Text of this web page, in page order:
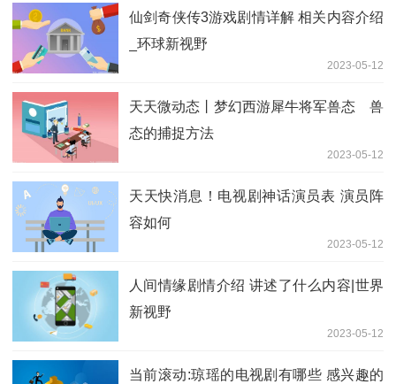
仙剑奇侠传3游戏剧情详解 相关内容介绍
_环球新视野
2023-05-12
天天微动态丨梦幻西游犀牛将军兽态 兽
态的捕捉方法
2023-05-12
天天快消息！电视剧神话演员表 演员阵
容如何
2023-05-12
人间情缘剧情介绍 讲述了什么内容|世界
新视野
2023-05-12
当前滚动:琼瑶的电视剧有哪些 感兴趣的